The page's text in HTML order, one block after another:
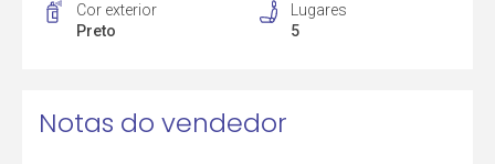
Cor exterior
Preto
Lugares
5
Notas do vendedor